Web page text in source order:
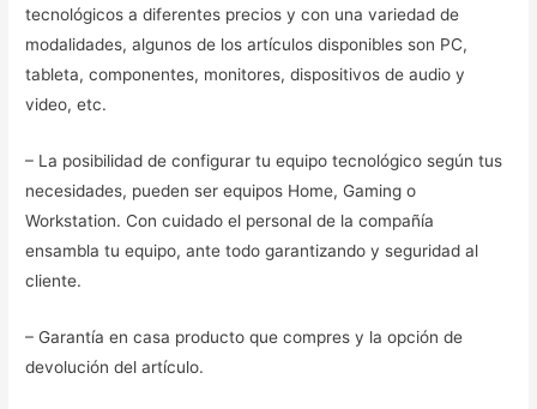
tecnológicos a diferentes precios y con una variedad de
modalidades, algunos de los artículos disponibles son PC,
tableta, componentes, monitores, dispositivos de audio y
video, etc.
– La posibilidad de configurar tu equipo tecnológico según tus
necesidades, pueden ser equipos Home, Gaming o
Workstation. Con cuidado el personal de la compañía
ensambla tu equipo, ante todo garantizando y seguridad al
cliente.
– Garantía en casa producto que compres y la opción de
devolución del artículo.